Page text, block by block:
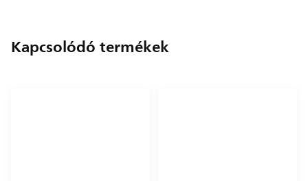
Kapcsolódó termékek